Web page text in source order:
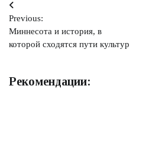
Навигация
по
записям
Previous:
Миннесота и история, в
которой сходятся пути культур
Рекомендации: